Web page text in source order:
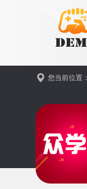
您当前位置：